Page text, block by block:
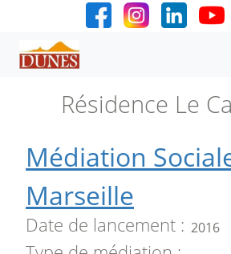
Aller au contenu principal
Résidence Le
Médiation
Marseille
Date de lancement 2016